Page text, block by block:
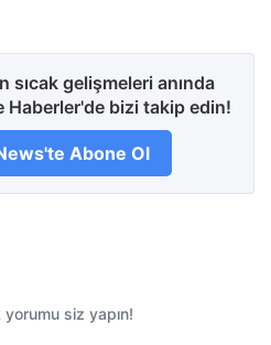
sıcak gelişmeleri anında
Haberler'de bizi takip edin!
Abone Ol
yorumu siz yapın!